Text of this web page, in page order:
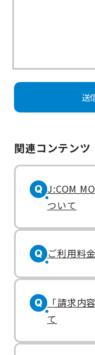
関連コンテンツ
Q J:COM
ついて
Q ご利用料
Q
「請求内
て